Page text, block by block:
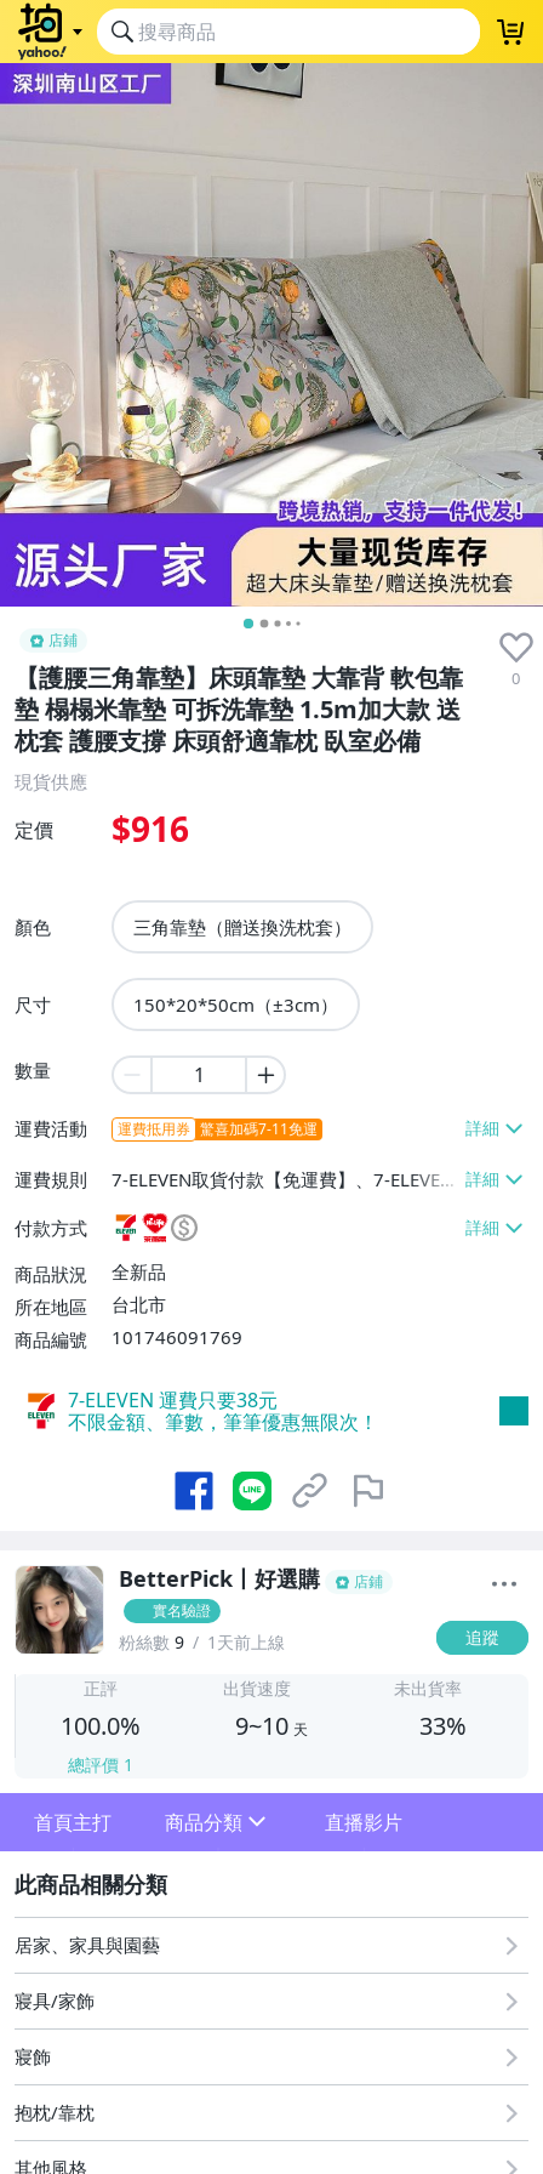
店鋪
【護腰三角靠墊】床頭靠墊 大靠背 軟包靠
墊 榻榻米靠墊 可拆洗靠墊 1.5m加大款 送
枕套 護腰支撐 床頭舒適靠枕 臥室必備
0
現貨供應
定價 $916
顏色 三角靠墊（贈送換洗枕套）
尺寸 150*20*50cm（±3cm）
數量
運費活動 運費抵用券 驚喜加碼7-11免運
運費規則
7-ELEVEN取貨付款【免運費】、7-ELEVEN
取貨不付款【免運費】、萊爾富取貨付款
【免運費】、宅配/貨運【免運費】、離島
配送【單件運費$300】
付款方式
商品狀況
全新品
所在地區
台北市
商品編號
101746091769
7-ELEVEN 運費只要38元
不限金額、筆數，筆筆優惠無限次！
BetterPick丨好選購
店鋪
實名驗證
粉絲數 9 1天前上線 追蹤
正評
100.0%
總評價 1
出貨速度
9~10 天
未出貨率
33%
首頁主打 商品分類
其它
直播影片
居家、家具與園藝
寢具/家飾
寢飾
抱枕/靠枕
其他風格